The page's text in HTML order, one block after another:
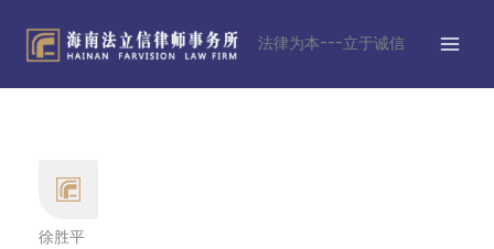
容
法律为本---立于诚信
徐胜平